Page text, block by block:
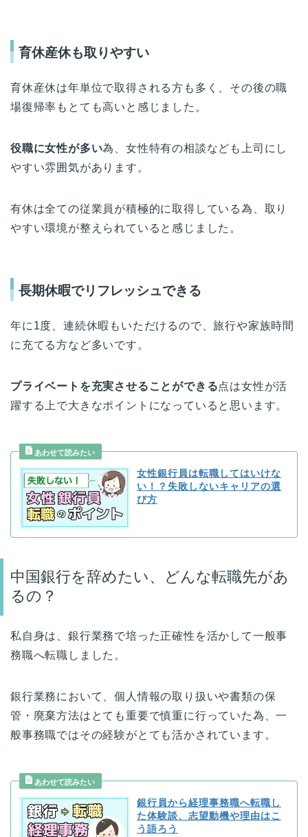
育休産休も取りやすい
育休産休は年単位で取得される方も多く、その後の職
場復帰率もとても高いと感じました。
役職に女性が多い為、女性特有の相談なども上司にし
やすい雰囲気があります。
有休は全ての従業員が積極的に取得している為、取り
やすい環境が整えられていると感じました。
長期休暇でリフレッシュできる
年に1度、連続休暇もいただけるので、旅行や家族時間
に充てる方など多いです。
プライベートを充実させることができる点は女性が活
躍する上で大きなポイントになっていると思います。
女性銀行員は転職してはいけな
い！？失敗しないキャリアの選
び方
中国銀行を辞めたい、どんな転職先があ
るの？
私自身は、銀行業務で培った正確性を活かして一般事
務職へ転職しました。
銀行業務において、個人情報の取り扱いや書類の保
管・廃棄方法はとても重要で慎重に行っていた為、一
般事務職ではその経験がとても活かされています。
銀行員から経理事務職へ転職し
た体験談、志望動機や理由はこ
う語ろう